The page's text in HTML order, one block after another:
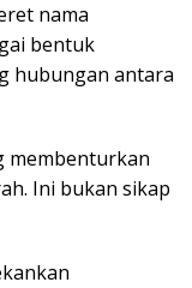
nama
bentuk
hubungan antara
membenturkan
Ini bukan sikap